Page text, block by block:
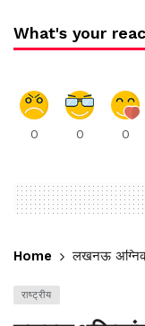
What's your
0 0 0
Home लखनऊ
राष्ट्रीय